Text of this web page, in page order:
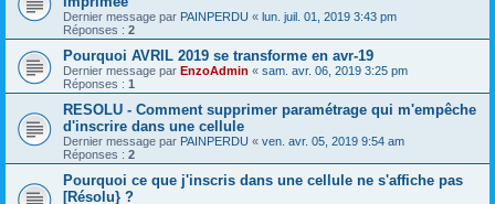
Dernier message par PAINPERDU « lun. juil. 01, 2019 3:43 pm
Réponses : 2
Pourquoi AVRIL 2019 se transforme en avr-19
Dernier message par EnzoAdmin « sam. avr. 06, 2019 3:25 pm
Réponses : 1
RESOLU - Comment supprimer paramétrage qui m'empêche
d'inscrire dans une cellule
Dernier message par PAINPERDU « ven. avr. 05, 2019 9:54 am
Réponses : 2
Pourquoi ce que j'inscris dans une cellule ne s'affiche pas
[Résolu} ?